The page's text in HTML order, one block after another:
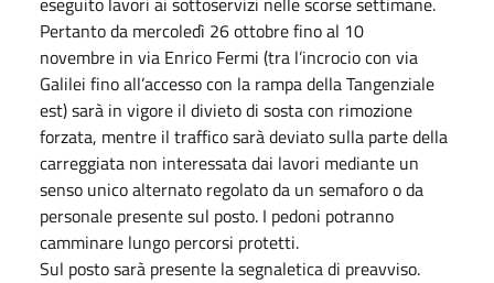
Pertanto da mercoledì 26 ottobre fino al 10
novembre in via Enrico Fermi (tra l’incrocio con via
Galilei fino all’accesso con la rampa della Tangenziale
est) sarà in vigore il divieto di sosta con rimozione
forzata, mentre il traffico sarà deviato sulla parte della
carreggiata non interessata dai lavori mediante un
senso unico alternato regolato da un semaforo o da
personale presente sul posto. I pedoni potranno
camminare lungo percorsi protetti.
Sul posto sarà presente la segnaletica di preavviso.